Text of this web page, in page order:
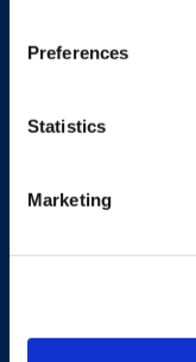
Preferences
Statistics
Marketing